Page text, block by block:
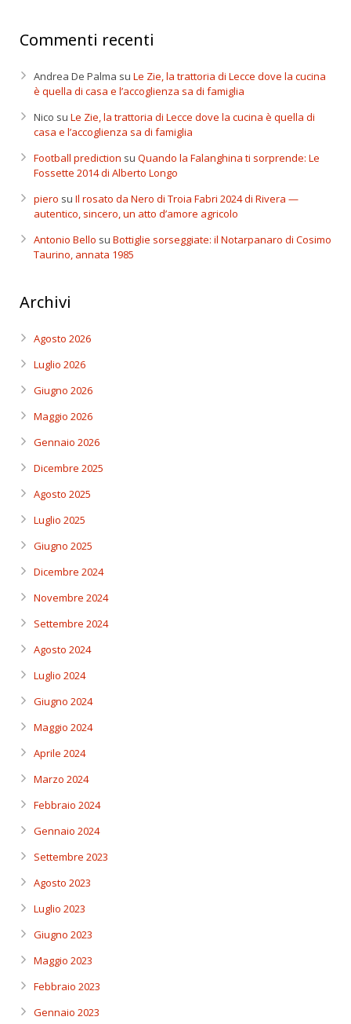
Commenti recenti
Andrea De Palma su Le Zie, la trattoria di Lecce dove la cucina
è quella di casa e l’accoglienza sa di famiglia
Nico su Le Zie, la trattoria di Lecce dove la cucina è quella di
casa e l’accoglienza sa di famiglia
Football prediction su Quando la Falanghina ti sorprende: Le
Fossette 2014 di Alberto Longo
piero su Il rosato da Nero di Troia Fabri 2024 di Rivera —
autentico, sincero, un atto d’amore agricolo
Antonio Bello su Bottiglie sorseggiate: il Notarpanaro di Cosimo
Taurino, annata 1985
Archivi
Agosto 2026
Luglio 2026
Giugno 2026
Maggio 2026
Gennaio 2026
Dicembre 2025
Agosto 2025
Luglio 2025
Giugno 2025
Dicembre 2024
Novembre 2024
Settembre 2024
Agosto 2024
Luglio 2024
Giugno 2024
Maggio 2024
Aprile 2024
Marzo 2024
Febbraio 2024
Gennaio 2024
Settembre 2023
Agosto 2023
Luglio 2023
Giugno 2023
Maggio 2023
Febbraio 2023
Gennaio 2023